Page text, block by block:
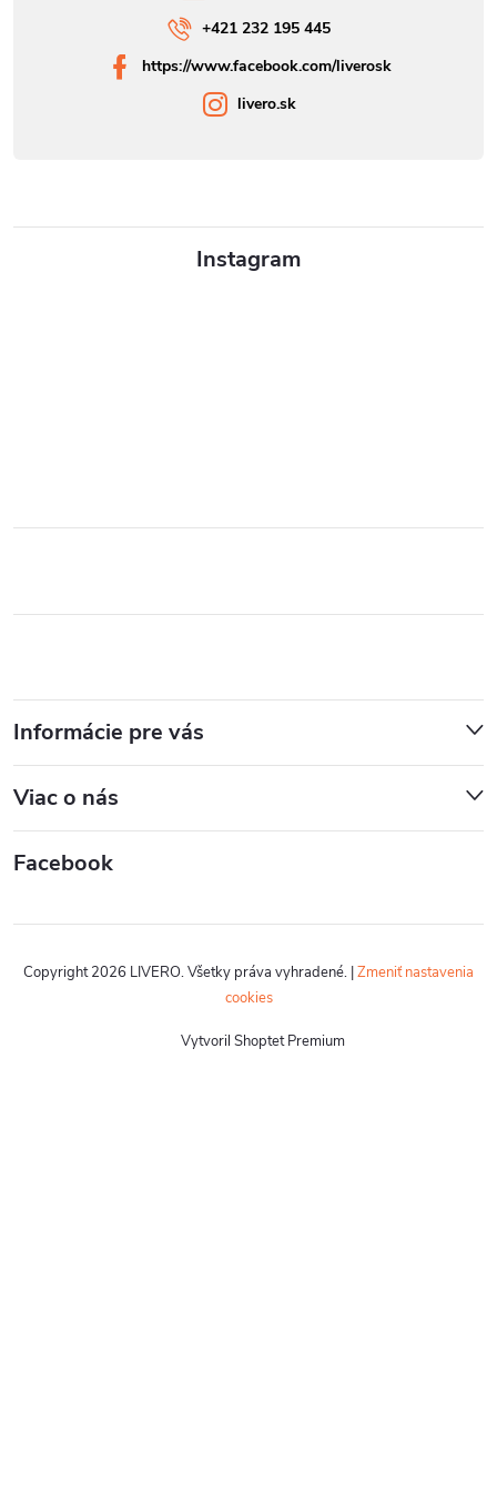
Instagram
Informácie pre vás
Viac o nás
Facebook
+421 232 195 445
https://www.facebook.com/liverosk
livero.sk
Vytvoril Shoptet Premium
Copyright 2026 LIVERO. Všetky práva vyhradené. |Zmeniť nastavenia
cookies